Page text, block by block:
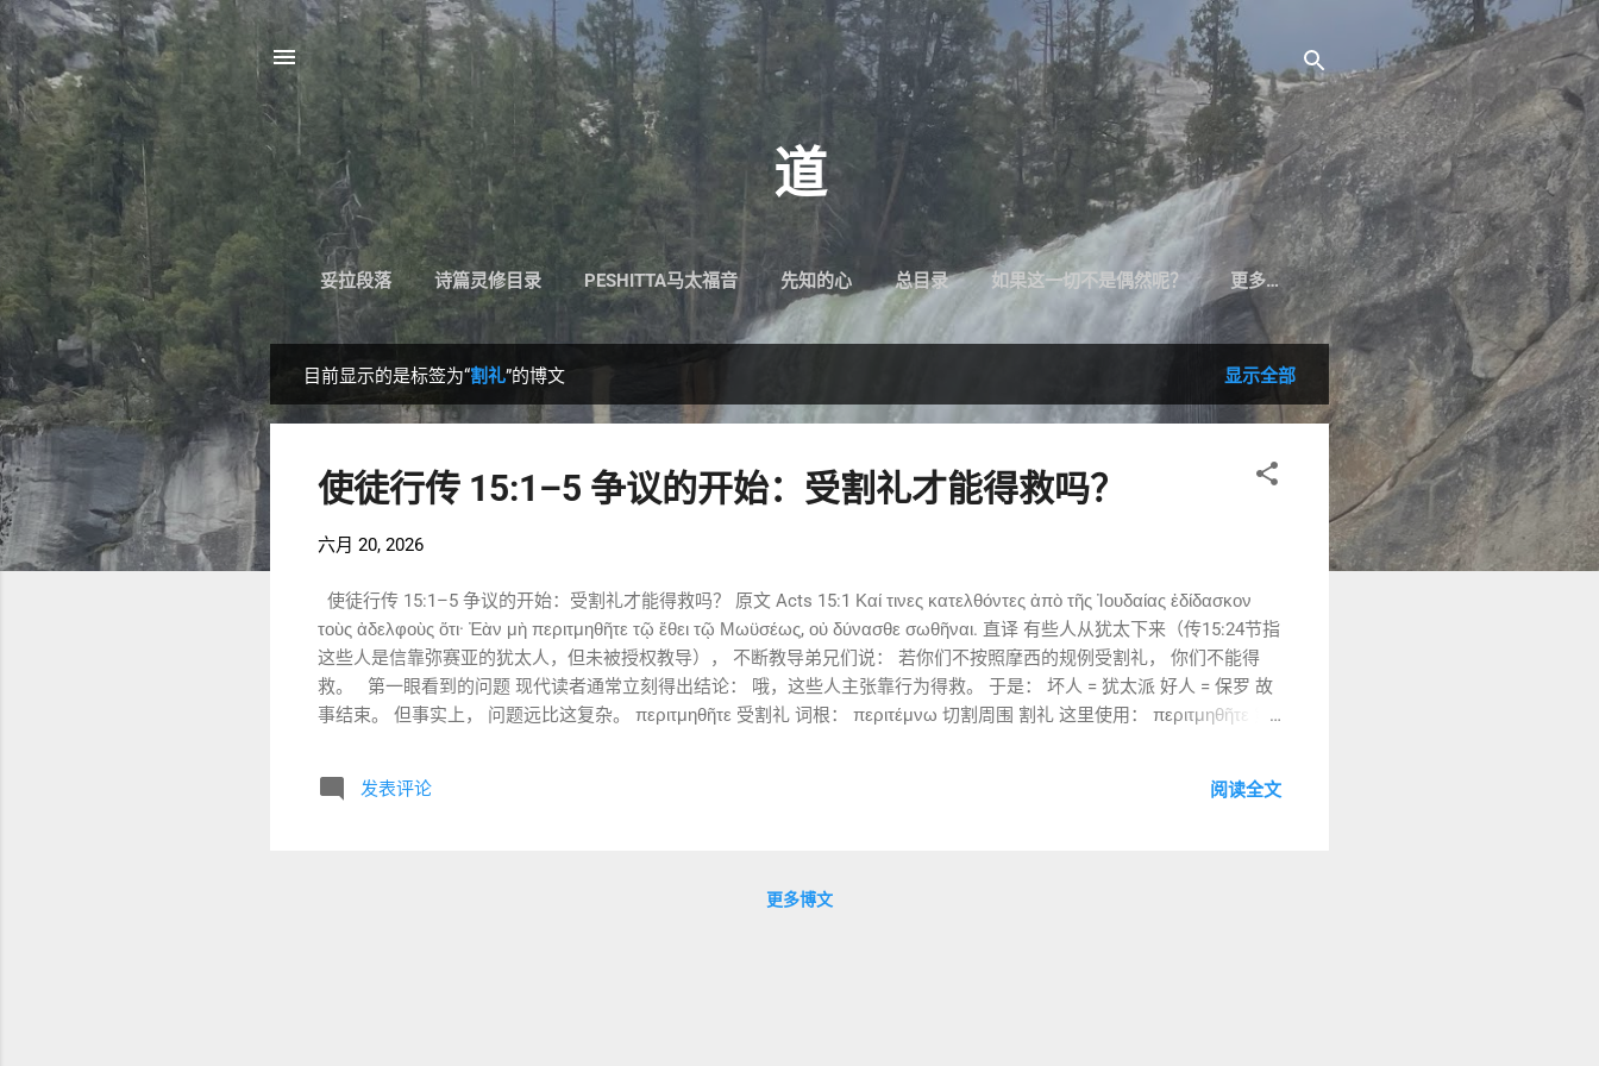
跳至主要内容
道
妥拉段落 诗篇灵修目录 PESHITTA马太福音 先知的心 总目录 如果这一切不是偶然呢？ 更多…
文
目前显示的是标签为“割礼”的博文 显示全部
使徒行传 15:1–5 争议的开始：受割礼才能得救吗？
六月 20, 2026
使徒行传 15:1–5 争议的开始：受割礼才能得救吗？ 原文 Acts 15:1 Καί τινες κατελθόντες ἀπὸ τῆς Ἰουδαίας ἐδίδασκον
τοὺς ἀδελφοὺς ὅτι· Ἐὰν μὴ περιτμηθῆτε τῷ ἔθει τῷ Μωϋσέως, οὐ δύνασθε σωθῆναι. 直译 有些人从犹太下来（传15:24节指
这些人是信靠弥赛亚的犹太人，但未被授权教导）， 不断教导弟兄们说： 若你们不按照摩西的规例受割礼， 你们不能得
救。 第一眼看到的问题 现代读者通常立刻得出结论： 哦，这些人主张靠行为得救。 于是： 坏人 = 犹太派 好人 = 保罗 故
事结束。 但事实上， 问题远比这复杂。 περιτμηθῆτε 受割礼 词根： περιτέμνω 切割周围 割礼 这里使用： περιτμηθῆτε 第
摩西的规例 传统翻译： 摩西的规矩 摩西的习俗 ἔθος 意思： 习惯 风俗 传统实践 这是一个非常重要的词。 因为他们不是
立刻想到： 死后上天堂。 第一世纪犹太人未必如此理解。 σωθῆναι 来自： σῴζω 意思： 拯救 解救 保全 得到末世救恩 问
题是： 谁属于将来的神国？ 谁属于神的百姓？ 谁属于将来得救的人？ 因此这里其实是在问： 外邦人若不接受犹太身份，
发表评论 阅读全文
更多博文